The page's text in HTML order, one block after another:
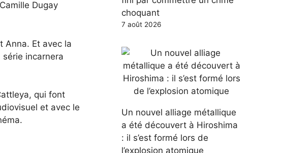
Dugay
Anna. Et avec la
incarnera
qui font
et avec le
choquant
7 août 2026
Un nouvel alliage métallique
a été découvert à Hiroshima
: il s’est formé lors de
l’explosion atomique